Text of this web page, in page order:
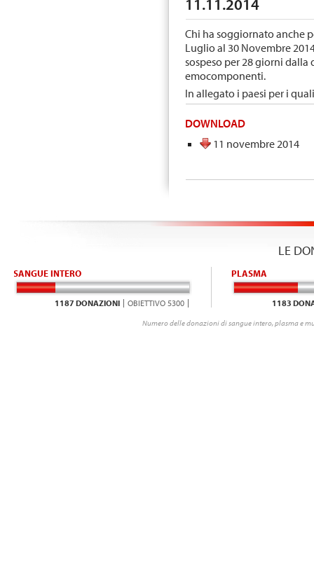
11.11.2014
Chi ha soggiornato anche
Luglio al 30 Novembre
sospeso per 28 giorni
emocomponenti.
In allegato i paesi per i
DOWNLOAD
11 novembre 2014
LE
SANGUE INTERO
1187 DONAZIONI OBIETTIVO 5300
PLASMA
1183
Numero delle donazioni di sangue intero, plasma e